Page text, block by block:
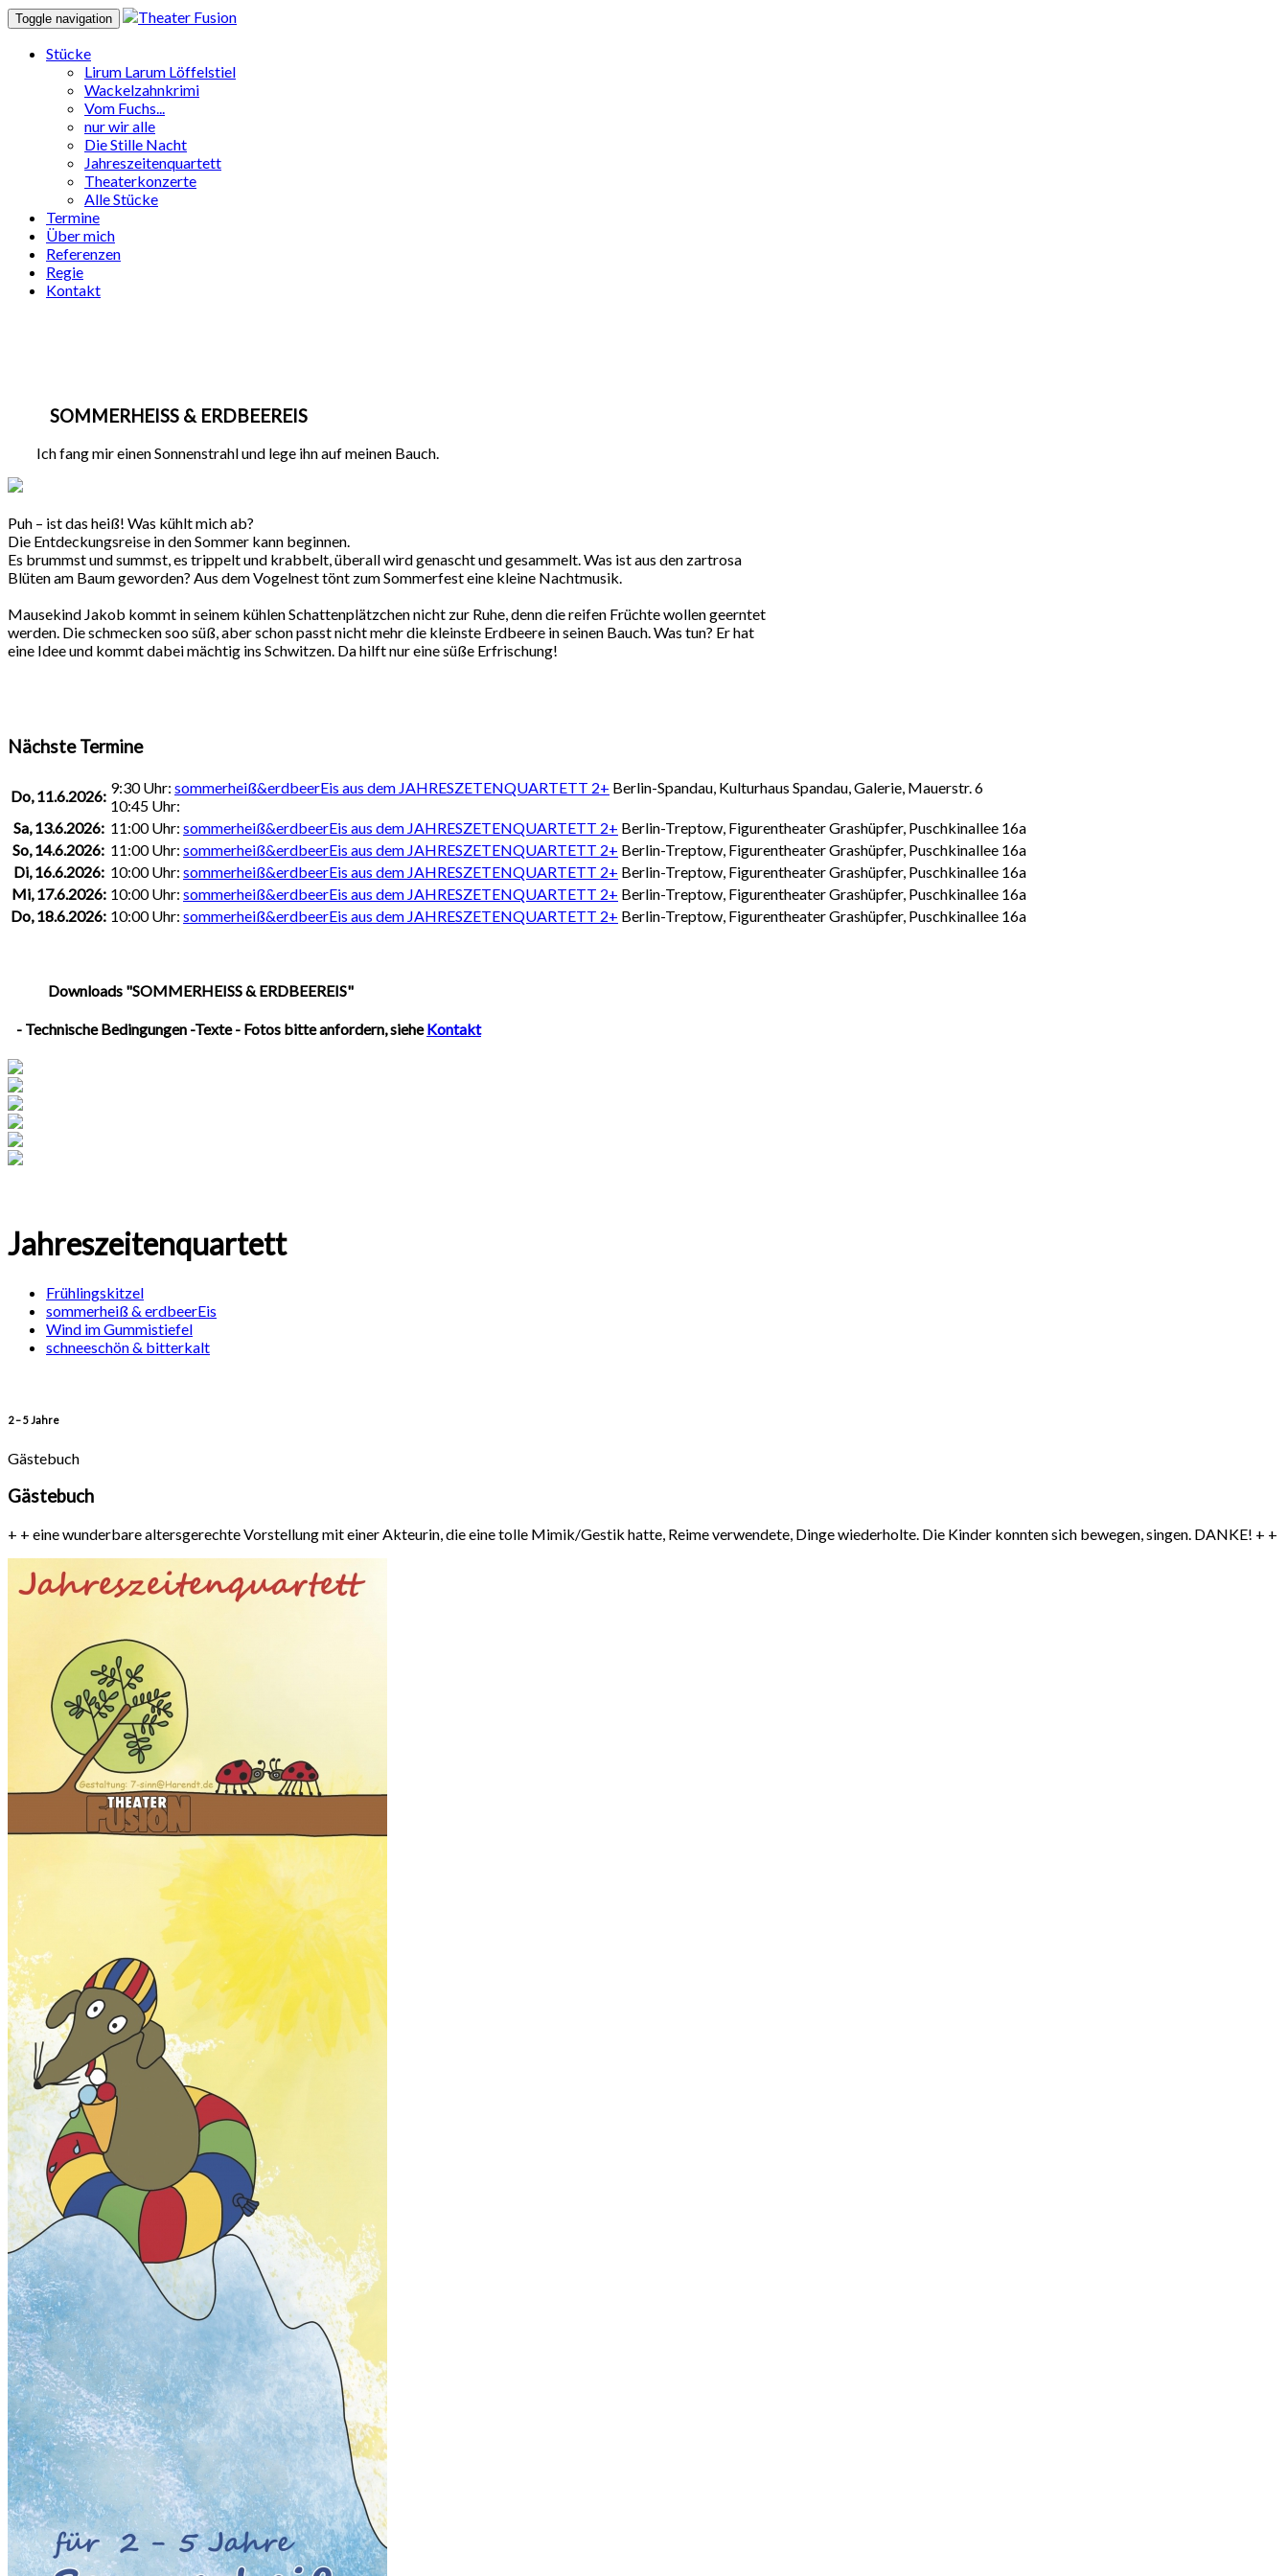
Toggle navigation
Stücke
Lirum Larum Löffelstiel
Wackelzahnkrimi
Vom Fuchs...
nur wir alle
Die Stille Nacht
Jahreszeitenquartett
Theaterkonzerte
Alle Stücke
Termine
Über mich
Referenzen
Regie
Kontakt
SOMMERHEISS & ERDBEEREIS
Ich fang mir einen Sonnenstrahl und lege ihn auf meinen Bauch.
Puh – ist das heiß! Was kühlt mich ab?
Die Entdeckungsreise in den Sommer kann beginnen.
Es brummst und summst, es trippelt und krabbelt, überall wird genascht und gesammelt. Was ist aus den zartrosa
Blüten am Baum geworden? Aus dem Vogelnest tönt zum Sommerfest eine kleine Nachtmusik.
Mausekind Jakob kommt in seinem kühlen Schattenplätzchen nicht zur Ruhe, denn die reifen Früchte wollen geerntet
werden. Die schmecken soo süß, aber schon passt nicht mehr die kleinste Erdbeere in seinen Bauch. Was tun? Er hat
eine Idee und kommt dabei mächtig ins Schwitzen. Da hilft nur eine süße Erfrischung!
Nächste Termine
Do, 11.6.2026: 9:30 Uhr: sommerheiß&erdbeerEis aus dem JAHRESZETENQUARTETT 2+ Berlin-Spandau, Kulturhaus Spandau, Galerie, Mauerstr. 6
10:45 Uhr:
Sa, 13.6.2026: 11:00 Uhr: sommerheiß&erdbeerEis aus dem JAHRESZETENQUARTETT 2+ Berlin-Treptow, Figurentheater Grashüpfer, Puschkinallee 16a
So, 14.6.2026: 11:00 Uhr: sommerheiß&erdbeerEis aus dem JAHRESZETENQUARTETT 2+ Berlin-Treptow, Figurentheater Grashüpfer, Puschkinallee 16a
Di, 16.6.2026: 10:00 Uhr: sommerheiß&erdbeerEis aus dem JAHRESZETENQUARTETT 2+ Berlin-Treptow, Figurentheater Grashüpfer, Puschkinallee 16a
Mi, 17.6.2026: 10:00 Uhr: sommerheiß&erdbeerEis aus dem JAHRESZETENQUARTETT 2+ Berlin-Treptow, Figurentheater Grashüpfer, Puschkinallee 16a
Do, 18.6.2026: 10:00 Uhr: sommerheiß&erdbeerEis aus dem JAHRESZETENQUARTETT 2+ Berlin-Treptow, Figurentheater Grashüpfer, Puschkinallee 16a
Downloads "SOMMERHEISS & ERDBEEREIS"
- Technische Bedingungen -Texte - Fotos bitte anfordern, sieheKontakt
Jahreszeitenquartett
Frühlingskitzel
sommerheiß & erdbeerEis
Wind im Gummistiefel
schneeschön & bitterkalt
2 – 5 Jahre
Gästebuch
Gästebuch
+ + eine wunderbare altersgerechte Vorstellung mit einer Akteurin, die eine tolle Mimik/Gestik hatte, Reime verwendete, Dinge wiederholte. Die Kinder konnten sich bewegen, singen. DANKE! + +